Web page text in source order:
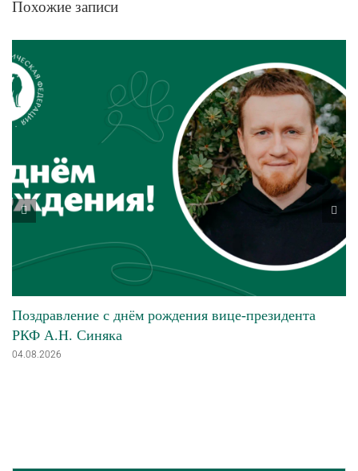
Похожие записи
Поздравление с днём рождения вице-президента
РКФ А.Н. Синяка
04.08.2026